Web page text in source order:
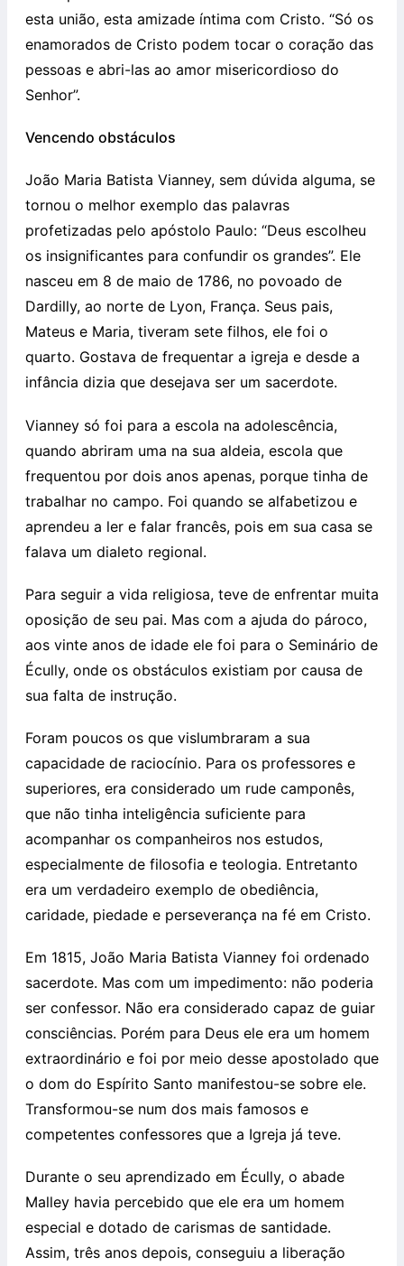
esta união, esta amizade íntima com Cristo. “Só os
enamorados de Cristo podem tocar o coração das
pessoas e abri-las ao amor misericordioso do
Senhor”.
Vencendo obstáculos
João Maria Batista Vianney, sem dúvida alguma, se
tornou o melhor exemplo das palavras
profetizadas pelo apóstolo Paulo: “Deus escolheu
os insignificantes para confundir os grandes”. Ele
nasceu em 8 de maio de 1786, no povoado de
Dardilly, ao norte de Lyon, França. Seus pais,
Mateus e Maria, tiveram sete filhos, ele foi o
quarto. Gostava de frequentar a igreja e desde a
infância dizia que desejava ser um sacerdote.
Vianney só foi para a escola na adolescência,
quando abriram uma na sua aldeia, escola que
frequentou por dois anos apenas, porque tinha de
trabalhar no campo. Foi quando se alfabetizou e
aprendeu a ler e falar francês, pois em sua casa se
falava um dialeto regional.
Para seguir a vida religiosa, teve de enfrentar muita
oposição de seu pai. Mas com a ajuda do pároco,
aos vinte anos de idade ele foi para o Seminário de
Écully, onde os obstáculos existiam por causa de
sua falta de instrução.
Foram poucos os que vislumbraram a sua
capacidade de raciocínio. Para os professores e
superiores, era considerado um rude camponês,
que não tinha inteligência suficiente para
acompanhar os companheiros nos estudos,
especialmente de filosofia e teologia. Entretanto
era um verdadeiro exemplo de obediência,
caridade, piedade e perseverança na fé em Cristo.
Em 1815, João Maria Batista Vianney foi ordenado
sacerdote. Mas com um impedimento: não poderia
ser confessor. Não era considerado capaz de guiar
consciências. Porém para Deus ele era um homem
extraordinário e foi por meio desse apostolado que
o dom do Espírito Santo manifestou-se sobre ele.
Transformou-se num dos mais famosos e
competentes confessores que a Igreja já teve.
Durante o seu aprendizado em Écully, o abade
Malley havia percebido que ele era um homem
especial e dotado de carismas de santidade.
Assim, três anos depois, conseguiu a liberação